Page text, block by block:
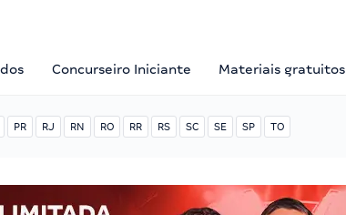
Concurseiro Iniciante Materiais gratuitos
PR RJ RN RO RR RS SC SE SP TO